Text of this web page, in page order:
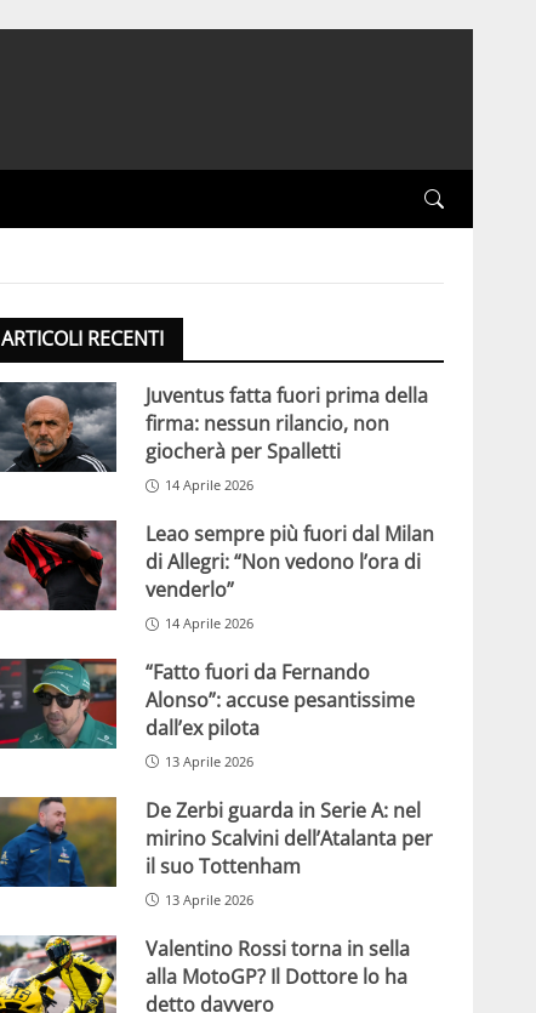
ARTICOLI RECENTI
Juventus fatta fuori prima della
firma: nessun rilancio, non
giocherà per Spalletti
14 Aprile 2026
Leao sempre più fuori dal Milan
di Allegri: “Non vedono l’ora di
venderlo”
14 Aprile 2026
“Fatto fuori da Fernando
Alonso”: accuse pesantissime
dall’ex pilota
13 Aprile 2026
De Zerbi guarda in Serie A: nel
mirino Scalvini dell’Atalanta per
il suo Tottenham
13 Aprile 2026
Valentino Rossi torna in sella
alla MotoGP? Il Dottore lo ha
detto davvero